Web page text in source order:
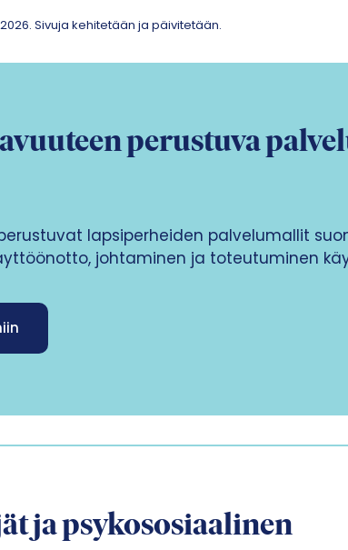
Sivuja kehitetään ja päivitetään.
perustuva
lapsiperheiden palvelumallit
johtaminen ja toteutuminen
ja psykososiaalinen